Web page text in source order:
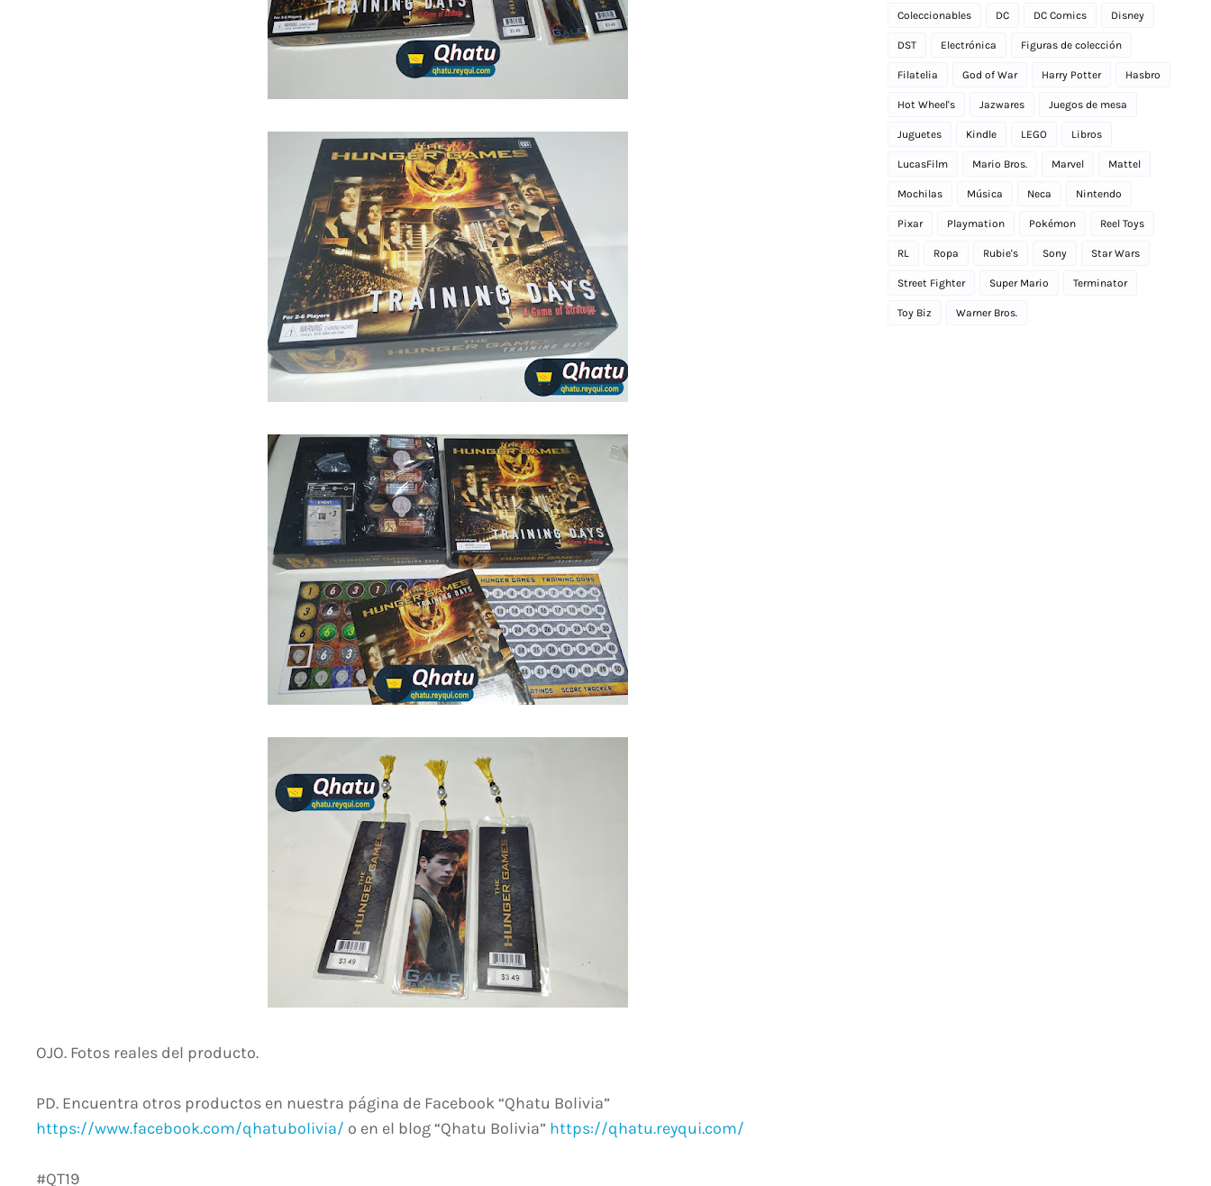
OJO. Fotos reales del producto.
PD. Encuentra otros productos en nuestra página de Facebook “Qhatu Bolivia”
https://www.facebook.com/qhatubolivia/ o en el blog “Qhatu Bolivia” https://qhatu.reyqui.com/
#QT19
Coleccionables DC DC Comics Disney
DST Electrónica Figuras de colección
Filatelia God of War Harry Potter Hasbro
Hot Wheel's Jazwares Juegos de mesa
Juguetes Kindle LEGO Libros
LucasFilm Mario Bros. Marvel Mattel
Mochilas Música Neca Nintendo
Pixar Playmation Pokémon Reel Toys
RL Ropa Rubie's Sony Star Wars
Street Fighter Super Mario Terminator
Toy Biz Warner Bros.